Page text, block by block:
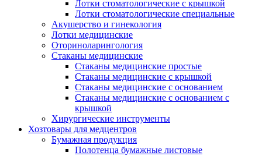
Лотки стоматологические с крышкой
Лотки стоматологические специальные
Акушерство и гинекология
Лотки медицинские
Оториноларингология
Стаканы медицинские
Стаканы медицинские простые
Стаканы медицинские с крышкой
Стаканы медицинские с основанием
Стаканы медицинские с основанием с
крышкой
Хирургические инструменты
Хозтовары для медцентров
Бумажная продукция
Полотенца бумажные листовые